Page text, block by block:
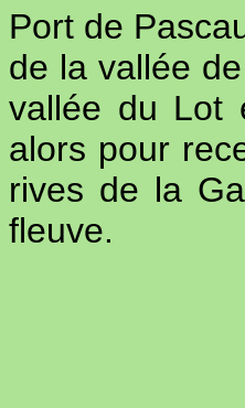
Port de
de la vallée
vallée du Lot
alors pour
rives de la
fleuve.